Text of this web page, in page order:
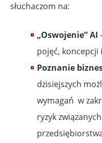
słuchaczom na:
„Oswojenie” AI
pojęć, koncepcji
Poznanie
dzisiejszych
wymagań w
ryzyk